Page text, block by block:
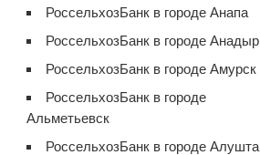
РоссельхозБанк в городе Анапа
РоссельхозБанк в городе
РоссельхозБанк в городе Амурск
РоссельхозБанк в городе
Альметьевск
РоссельхозБанк в городе Алушта